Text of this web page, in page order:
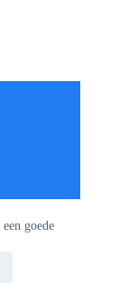
goede